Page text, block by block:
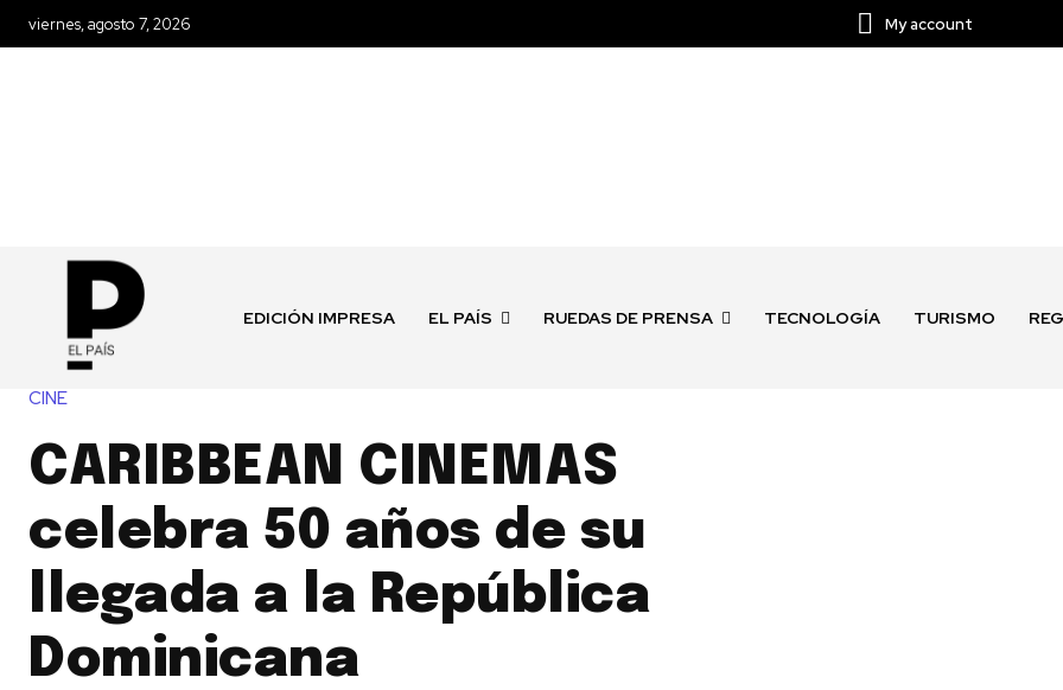
viernes, agosto 7, 2026 My account
EDICIÓN IMPRESA EL PAÍS RUEDAS DE PRENSA TECNOLOGÍA TURISMO
CINE
CARIBBEAN CINEMAS
celebra 50 años de su
llegada a la República
Dominicana